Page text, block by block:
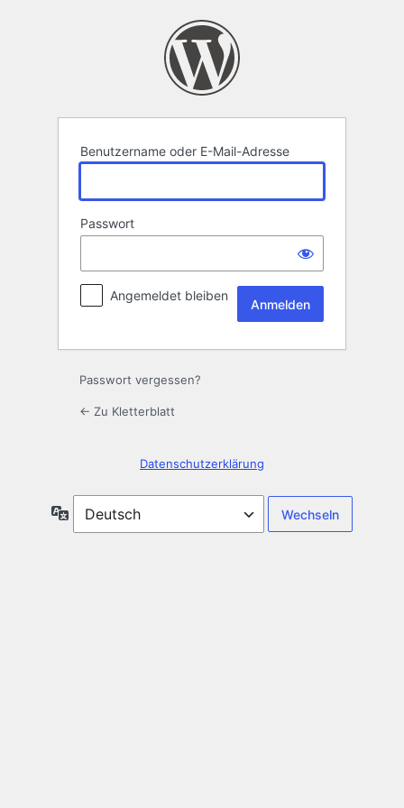
Benutzername oder E-Mail-Adresse
Passwort
Angemeldet bleiben
Passwort vergessen?
← Zu Kletterblatt
Datenschutzerklärung
Sprache